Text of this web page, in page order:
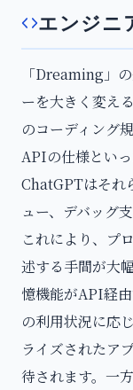
エンジニ
「Dreaming」
ーを大きく変え
のコーディング
APIの仕様といっ
ChatGPTはそれ
ュー、デバッグ
これにより、プ
述する手間が大
憶機能がAPI経
の利用状況に応
ライズされたア
待されます。一